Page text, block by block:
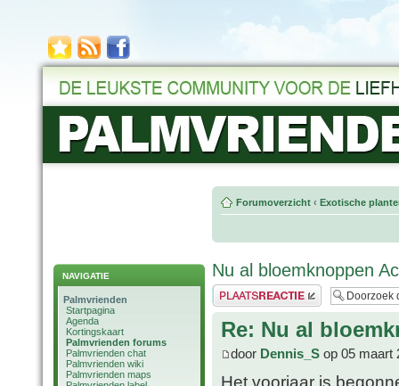
NAVIGATIE
Palmvrienden
Startpagina
Agenda
Kortingskaart
Palmvrienden forums
Palmvrienden chat
Palmvrienden wiki
Palmvrienden maps
Forumoverzicht ‹ Exotische
Nu al bloemknoppen
Plaats een reactie
Re: Nu al
door Dennis_S op 05 maart
Het voorjaar is